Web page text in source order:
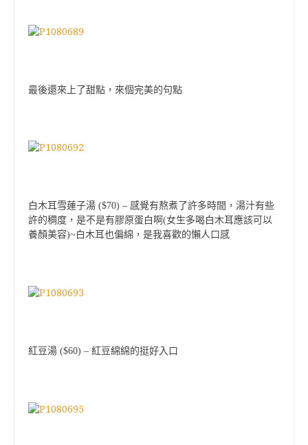
最後還來上了甜點，來個完美的句點
白木耳雪蓮子湯 ($70) – 感覺有熬煮了許多時間，湯汁有些
許的稠度，是不是有膠原蛋白啊(女生多喝白木耳應該可以
養顏美容)~白木耳也偏綿，是我喜歡的懶人口感
紅豆湯 ($60) – 紅豆綿綿的挺好入口